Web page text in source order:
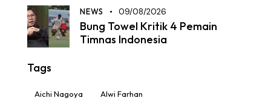
NEWS 09/08/2026
Bung Towel Kritik 4 Pemain
Timnas Indonesia
Tags
Aichi Nagoya Alwi Farhan